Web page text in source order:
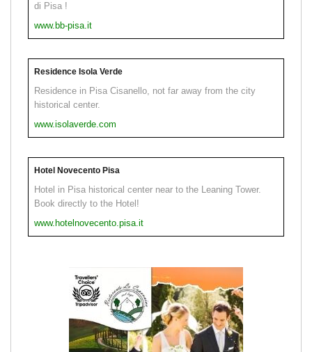
di Pisa !
www.bb-pisa.it
Residence Isola Verde
Residence in Pisa Cisanello, not far away from the city
historical center.
www.isolaverde.com
Hotel Novecento Pisa
Hotel in Pisa historical center near to the Leaning Tower.
Book directly to the Hotel!
www.hotelnovecento.pisa.it